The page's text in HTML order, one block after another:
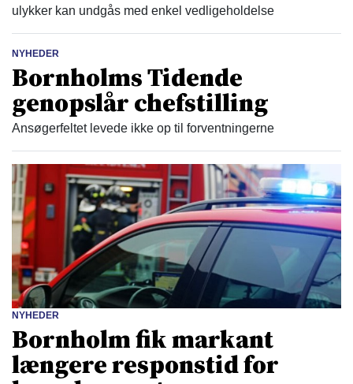
ulykker kan undgås med enkel vedligeholdelse
NYHEDER
Bornholms Tidende
genopslår chefstilling
Ansøgerfeltet levede ikke op til forventningerne
NYHEDER
Bornholm fik markant
længere responstid for